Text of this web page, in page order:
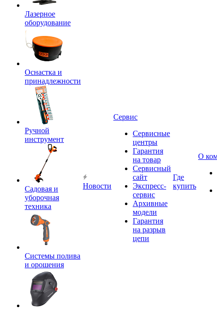
Лазерное
оборудование
Оснастка и
принадлежности
Ручной
инструмент
Садовая и
уборочная
техника
Системы полива
и орошения
Новости
Сервис
Сервисные
центры
Гарантия
на товар
Сервисный
сайт
Экспресс-
сервис
Архивные
модели
Гарантия
на разрыв
цепи
Где
купить
О